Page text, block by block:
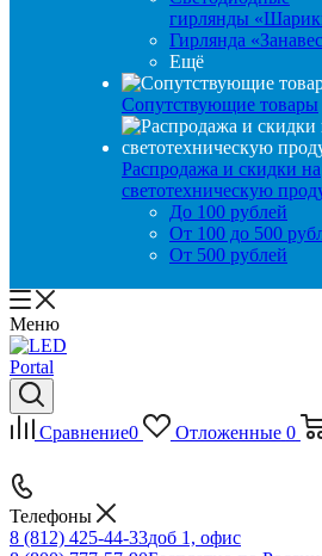
гирлянды
Гирлянда
Ещё
Сопутствующие товары
Распродажа и скидки на
светотехническую
До 100 рублей
От 100 до 500
От 500 рублей
Меню
Сравнение0 Отложенные 0
Телефоны
8 (812) 425-44-33доб 1, офис